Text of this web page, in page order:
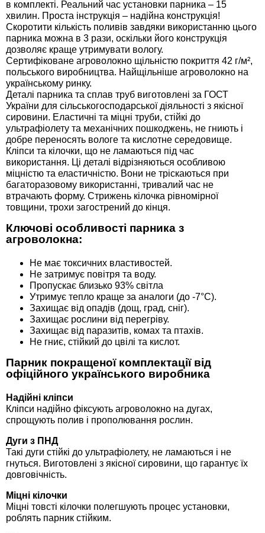
в комплекті. Реальний час установки парника – 15
хвилин. Проста інструкція – надійна конструкція!
Скоротити кількість поливів завдяки використанню цього
парника можна в 3 рази, оскільки його конструкція
дозволяє краще утримувати вологу.
Сертифіковане агроволокно щільністю покриття 42 г/м²,
польського виробництва. Найщільніше агроволокно на
українському ринку.
Деталі парника та сплав труб виготовлені за ГОСТ
України для сільськогосподарської діяльності з якісної
сировини. Еластичні та міцні труби, стійкі до
ультрафіолету та механічних пошкоджень, не гниють і
добре переносять вологе та кислотне середовище.
Кліпси та кілочки, що не ламаються під час
використання. Ці деталі відрізняються особливою
міцністю та еластичністю. Вони не тріскаються при
багаторазовому використанні, тривалий час не
втрачають форму. Стрижень кілочка рівномірної
товщини, трохи загострений до кінця.
Ключові особливості парника з
агроволокна:
Не має токсичних властивостей.
Не затримує повітря та воду.
Пропускає близько 93% світла
Утримує тепло краще за аналоги (до -7°C).
Захищає від опадів (дощ, град, сніг).
Захищає рослини від перегріву.
Захищає від паразитів, комах та птахів.
Не гниє, стійкий до цвілі та кислот.
Парник покращеної комплектації від
офіційного українського виробника
Надійні кліпси
Кліпси надійно фіксують агроволокно на дугах,
спрощують полив і прополювання рослин.
Дуги з ПНД
Такі дуги стійкі до ультрафіолету, не ламаються і не
гнуться. Виготовлені з якісної сировини, що гарантує їх
довговічність.
Міцні кілочки
Міцні товсті кілочки полегшують процес установки,
роблять парник стійким.